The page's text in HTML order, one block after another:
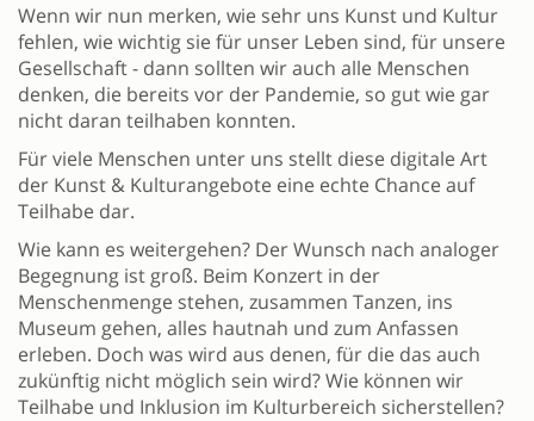
Wenn wir nun merken, wie sehr uns Kunst und Kultur
fehlen, wie wichtig sie für unser Leben sind, für unsere
Gesellschaft - dann sollten wir auch alle Menschen
denken, die bereits vor der Pandemie, so gut wie gar
nicht daran teilhaben konnten.
Für viele Menschen unter uns stellt diese digitale Art
der Kunst & Kulturangebote eine echte Chance auf
Teilhabe dar.
Wie kann es weitergehen? Der Wunsch nach analoger
Begegnung ist groß. Beim Konzert in der
Menschenmenge stehen, zusammen Tanzen, ins
Museum gehen, alles hautnah und zum Anfassen
erleben. Doch was wird aus denen, für die das auch
zukünftig nicht möglich sein wird? Wie können wir
Teilhabe und Inklusion im Kulturbereich sicherstellen?